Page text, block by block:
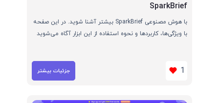
SparkBrief
با هوش مصنوعی SparkBrief بیشتر آشنا شوید. در این صفحه
با ویژگی‌ها، کاربردها و نحوه استفاده از این ابزار آگاه می‌شوید
1 جزئیات بیشتر